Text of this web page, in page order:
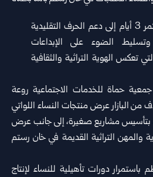
ويهدف البازار الذي يستمر 3 أيام إلى دعم الحرف التقليدية
وتسليط الضوء على الإبداعات
تعكس الهوية التراثية والثقافية
حماة للخدمات الاجتماعية روعة
من البازار عرض منتجات النساء اللواتي
بتأسيس مشاريع صغيرة، إلى جانب عرض
والمهن التراثية القديمة في خان رستم
دورات تأهيلية للنساء لإنتاج